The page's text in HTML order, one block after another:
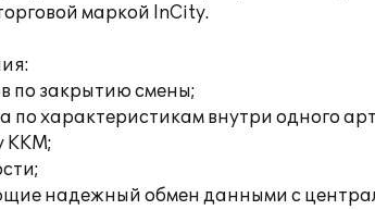
маркой InCity.
по закрытию смены;
характеристикам внутри одного
ККМ;
надежный обмен данными с